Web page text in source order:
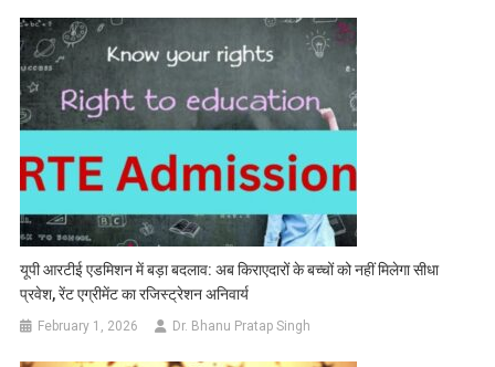
यूपी आरटीई एडमिशन में बड़ा बदलाव: अब किराएदारों के बच्चों को नहीं मिलेगा सीधा
प्रवेश, रेंट एग्रीमेंट का रजिस्ट्रेशन अनिवार्य
February 1, 2026 Dr. Bhanu Pratap Singh